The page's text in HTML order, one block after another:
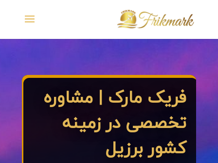
فریک مارک | مشاوره
تخصصی در زمینه
کشور برزیل